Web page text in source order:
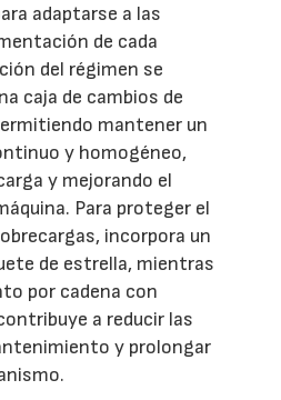
adaptarse a las
de cada
del régimen se
caja de cambios de
mantener un
y homogéneo,
y mejorando el
Para proteger el
incorpora un
de estrella, mientras
por cadena con
a reducir las
y prolongar